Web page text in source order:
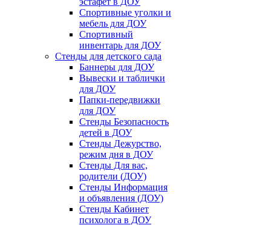
Спортивные уголки и
мебель для ДОУ
Спортивный
инвентарь для ДОУ
Стенды для детского сада
Баннеры для ДОУ
Вывески и таблички
для ДОУ
Папки-передвижки
для ДОУ
Стенды Безопасность
детей в ДОУ
Стенды Дежурство,
режим дня в ДОУ
Стенды Для вас,
родители (ДОУ)
Стенды Информация
и объявления (ДОУ)
Стенды Кабинет
психолога в ДОУ